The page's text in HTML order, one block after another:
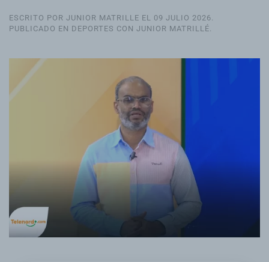
ESCRITO POR JUNIOR MATRILLE EL 09 JULIO 2026
PUBLICADO EN DEPORTES CON JUNIOR MATRILLÉ